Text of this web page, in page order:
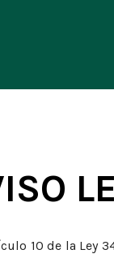
10 de la Ley